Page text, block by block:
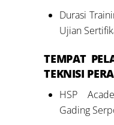
Durasi
Ujian
TEMPAT
TEKNISI
HSP
Gading